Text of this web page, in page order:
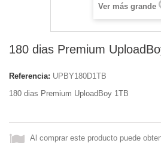
Ver más grande
180 dias Premium
Referencia: UPBY180D1TB
180 dias Premium UploadBoy 1TB
Al comprar este producto puede